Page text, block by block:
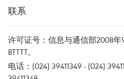
联系
许可证号：信息与通信部2008年
BTTTT。
电话：(024) 39411349 - (024)